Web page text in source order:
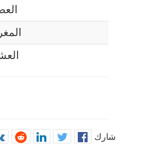
شارك